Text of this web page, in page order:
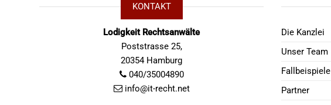
KONTAKT
Lodigkeit Rechtsanwälte
Poststrasse 25,
20354 Hamburg
040/35004890
info@it-recht.net
Die Kanzlei
Unser Team
Fallbeispiele
Partner